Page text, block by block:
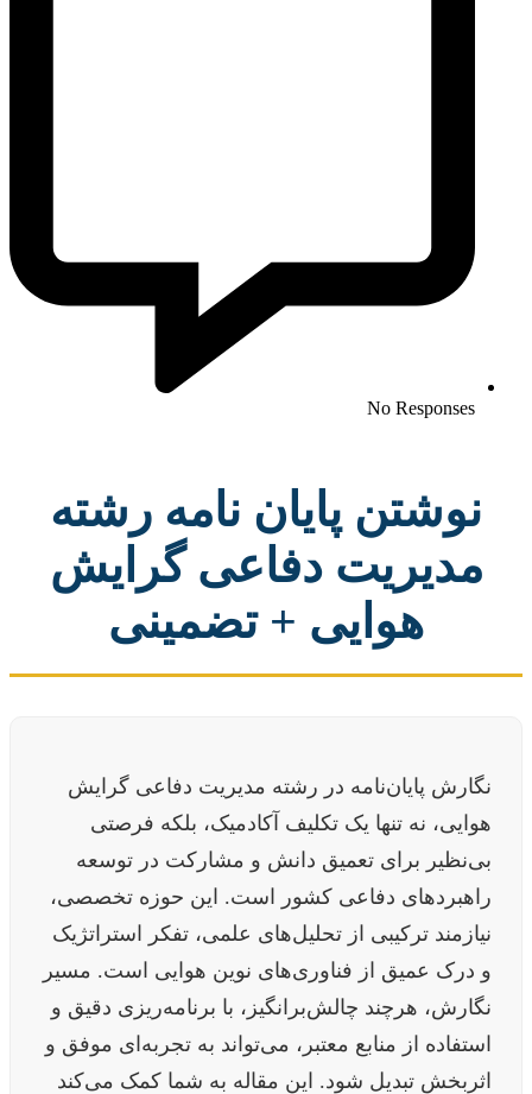
No Responses
نوشتن پایان نامه رشته
مدیریت دفاعی گرایش
هوایی + تضمینی
نگارش پایان‌نامه در رشته مدیریت دفاعی گرایش
هوایی، نه تنها یک تکلیف آکادمیک، بلکه فرصتی
بی‌نظیر برای تعمیق دانش و مشارکت در توسعه
راهبردهای دفاعی کشور است. این حوزه تخصصی،
نیازمند ترکیبی از تحلیل‌های علمی، تفکر استراتژیک
و درک عمیق از فناوری‌های نوین هوایی است. مسیر
نگارش، هرچند چالش‌برانگیز، با برنامه‌ریزی دقیق و
استفاده از منابع معتبر، می‌تواند به تجربه‌ای موفق و
اثربخش تبدیل شود. این مقاله به شما کمک می‌کند